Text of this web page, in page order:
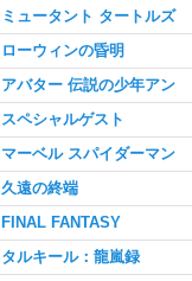
ミュータント タートルズ
ローウィンの昏明
アバター 伝説の少年アン
スペシャルゲスト
マーベル スパイダーマン
久遠の終端
FINAL FANTASY
タルキール：龍嵐録